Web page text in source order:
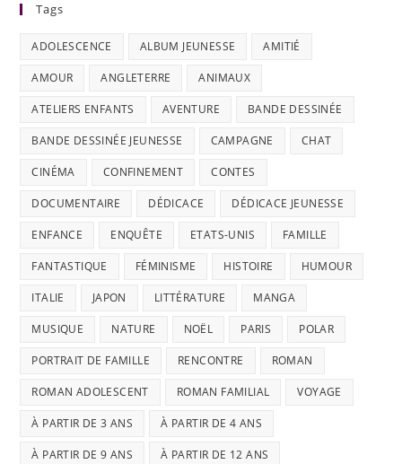
Tags
ADOLESCENCE ALBUM JEUNESSE AMITIÉ
AMOUR ANGLETERRE ANIMAUX
ATELIERS ENFANTS AVENTURE BANDE DESSINÉE
BANDE DESSINÉE JEUNESSE CAMPAGNE CHAT
CINÉMA CONFINEMENT CONTES
DOCUMENTAIRE DÉDICACE DÉDICACE JEUNESSE
ENFANCE ENQUÊTE ETATS-UNIS FAMILLE
FANTASTIQUE FÉMINISME HISTOIRE HUMOUR
ITALIE JAPON LITTÉRATURE MANGA
MUSIQUE NATURE NOËL PARIS POLAR
PORTRAIT DE FAMILLE RENCONTRE ROMAN
ROMAN ADOLESCENT ROMAN FAMILIAL VOYAGE
À PARTIR DE 3 ANS À PARTIR DE 4 ANS
À PARTIR DE 9 ANS À PARTIR DE 12 ANS